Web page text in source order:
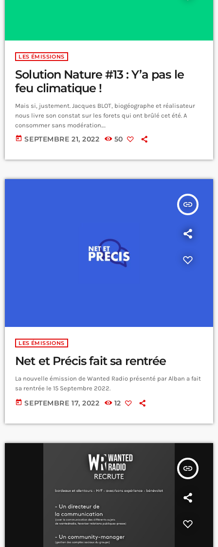
LES ÉMISSIONS
Solution Nature #13 : Y’a pas le
feu climatique !
Mais si, justement. Jacques BLOT, biogéographe et réalisateur
nous livre son constat sur les forets qui ont brûlé cet été. A
consommer sans modération.
https://open.spotify.com/episode/0oS33xDar1EVQmok7YWn79?
si=DLv3Ne7QS8KmP8Ig2Z87fg
today SEPTEMBRE 21, 2022 50
insert_link
LES ÉMISSIONS
Net et Précis fait sa rentrée
La nouvelle émission de Wanted Radio présenté par Alban a fait
sa rentrée le 15 Septembre 2022.
today SEPTEMBRE 17, 2022 12
insert_link